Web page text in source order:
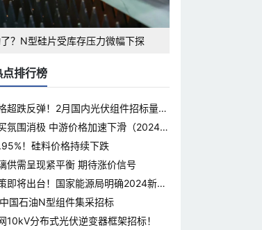
？N型硅片受库存压力微幅下探
排行榜
超跌反弹！2月国内光伏组件招标量下
氛围消极 中游价格加速下滑（2024.
！硅料价格持续下跌
供需呈现紧平衡 期待涨价信号
即将出台！国家能源局明确2024新能
点
国石油N型组件集采招标
10kV分布式光伏逆变器框架招标！